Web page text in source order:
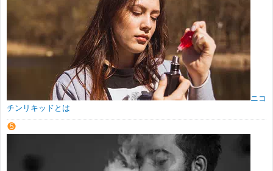
ニコ
チンリキッドとは